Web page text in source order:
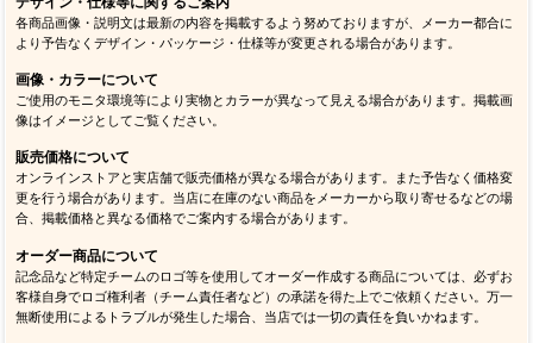
各商品画像・説明文は最新の内容を掲載するよう努めておりますが、メーカー都合に
より予告なくデザイン・パッケージ・仕様等が変更される場合があります。
画像・カラーについて
ご使用のモニタ環境等により実物とカラーが異なって見える場合があります。掲載画
像はイメージとしてご覧ください。
販売価格について
オンラインストアと実店舗で販売価格が異なる場合があります。また予告なく価格変
更を行う場合があります。当店に在庫のない商品をメーカーから取り寄せるなどの場
合、掲載価格と異なる価格でご案内する場合があります。
オーダー商品について
記念品など特定チームのロゴ等を使用してオーダー作成する商品については、必ずお
客様自身でロゴ権利者（チーム責任者など）の承諾を得た上でご依頼ください。万一
無断使用によるトラブルが発生した場合、当店では一切の責任を負いかねます。